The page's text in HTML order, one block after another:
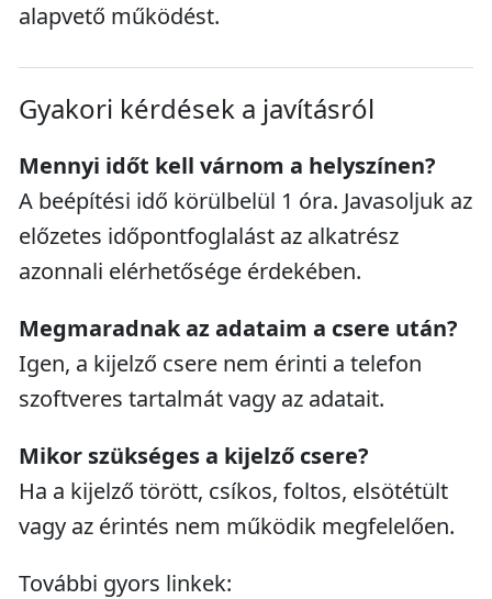
alapvető működést.
Gyakori kérdések a javításról
Mennyi időt kell várnom a helyszínen?
A beépítési idő körülbelül 1 óra. Javasoljuk az
előzetes időpontfoglalást az alkatrész
azonnali elérhetősége érdekében.
Megmaradnak az adataim a csere után?
Igen, a kijelző csere nem érinti a telefon
szoftveres tartalmát vagy az adatait.
Mikor szükséges a kijelző csere?
Ha a kijelző törött, csíkos, foltos, elsötétült
vagy az érintés nem működik megfelelően.
További gyors linkek: